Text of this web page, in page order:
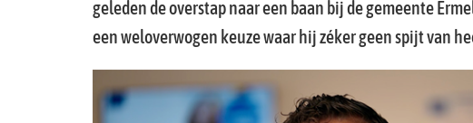
geleden de overstap naar een baan bij de gemeente
een weloverwogen keuze waar hij zéker geen spijt van